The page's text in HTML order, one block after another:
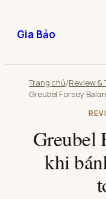
phầnGia Bảo
Trang chủ/Review &
Greubel
khi